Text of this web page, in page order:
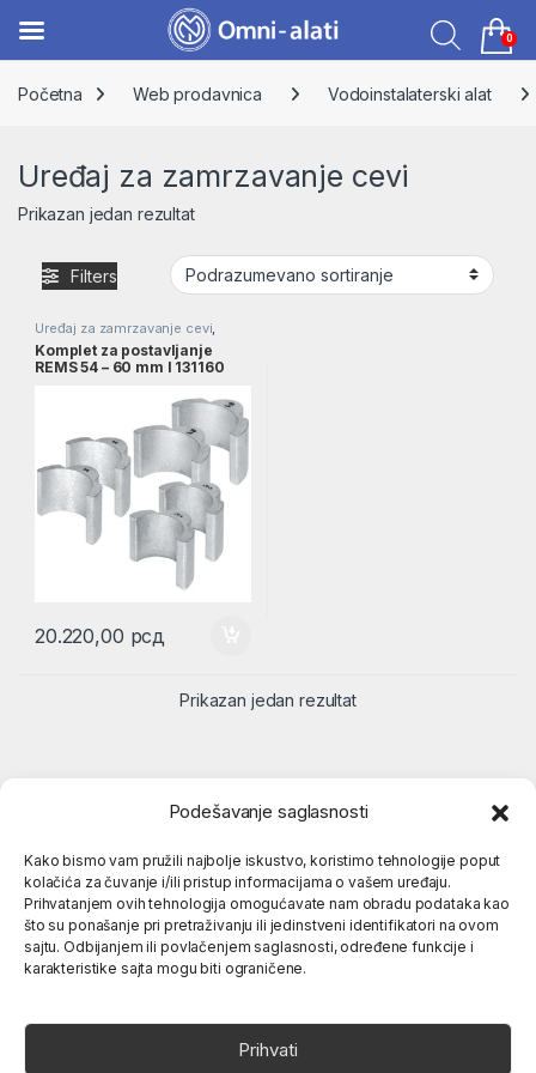
Podešavanje saglasnosti
Kako bismo vam pružili najbolje iskustvo, koristimo tehnologije poput
kolačića za čuvanje i/ili pristup informacijama o vašem uređaju.
Prihvatanjem ovih tehnologija omogućavate nam obradu podataka kao
što su ponašanje pri pretraživanju ili jedinstveni identifikatori na ovom
sajtu. Odbijanjem ili povlačenjem saglasnosti, određene funkcije i
karakteristike sajta mogu biti ograničene.
Prihvati
Početna
Web prodavnica Vodoinstalaterski alat
Uređaj za zamrzavanje cevi
Prikazan jedan rezultat
Filters
Uređaj za zamrzavanje cevi,
Vodoinstalaterski alat
Komplet za postavljanje
REMS 54 – 60 mm l 131160
20.220,00 рсд
Prikazan jedan rezultat
Popularne kategorije
O nama
0